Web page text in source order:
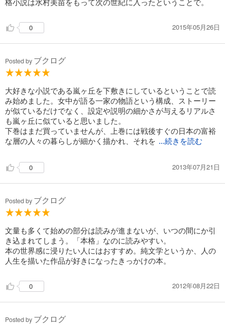
0 2015年05月26日
Posted by ブクログ
大好きな小説である嵐ヶ丘を下敷きにしているということで読
み始めました。女中が語る一家の物語という構成、ストーリー
が似ているだけでなく、設定や説明の細かさが与えるリアルさ
も嵐ヶ丘に似ていると思いました。
下巻はまだ買っていませんが、上巻には戦後すぐの日本の富裕
な層の人々の暮らしが細かく描かれ、それを ...続きを読む
0 2013年07月21日
Posted by ブクログ
文量も多くて始めの部分は読みが進まないが、いつの間にか引
き込まれてしまう。「本格」なのに読みやすい。
本の世界感に浸りたい人にはおすすめ。純文学というか、人の
人生を描いた作品が好きになったきっかけの本。
0 2012年08月22日
Posted by ブクログ